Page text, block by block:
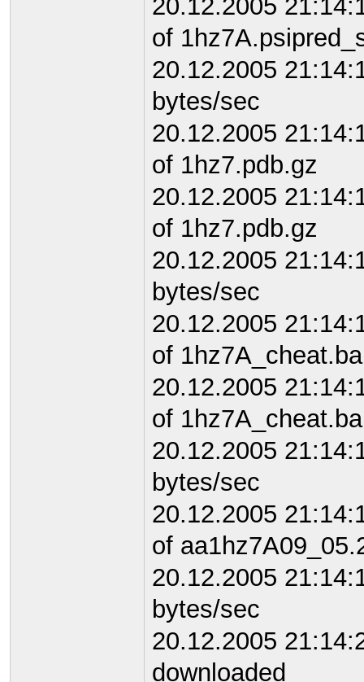
20.12.2005
of
20.12.2005
bytes/sec
20.12.2005
of 1hz7.pdb.gz
20.12.2005
of 1hz7.pdb.gz
20.12.2005
bytes/sec
20.12.2005
of
20.12.2005
of
20.12.2005
bytes/sec
20.12.2005
of
20.12.2005
bytes/sec
20.12.2005
downloaded